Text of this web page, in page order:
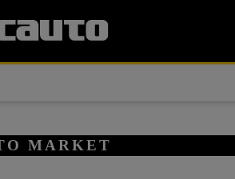
MARKET